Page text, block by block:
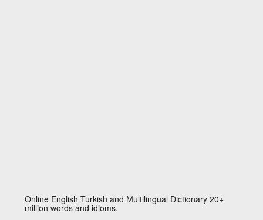
Online English Turkish and Multilingual Dictionary 20+
million words and idioms.